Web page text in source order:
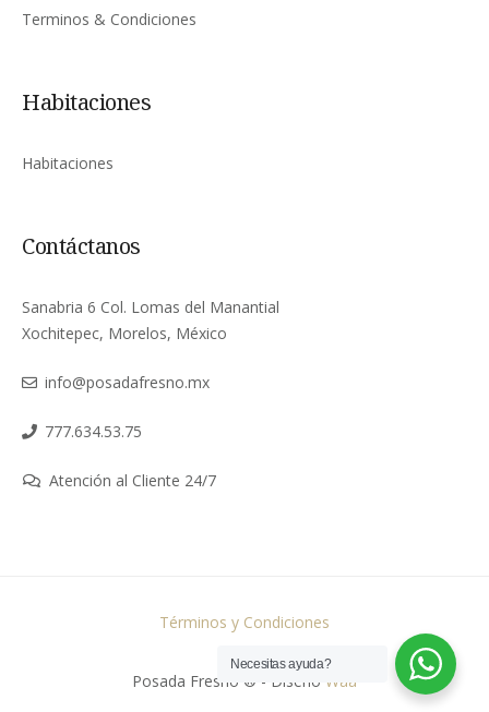
Terminos & Condiciones
Habitaciones
Habitaciones
Contáctanos
Sanabria 6 Col. Lomas del Manantial
Xochitepec, Morelos, México
info@posadafresno.mx
777.634.53.75
Atención al Cliente 24/7
Posada Fresno ® - Diseño Waa
Términos y Condiciones
Necesitas ayuda?